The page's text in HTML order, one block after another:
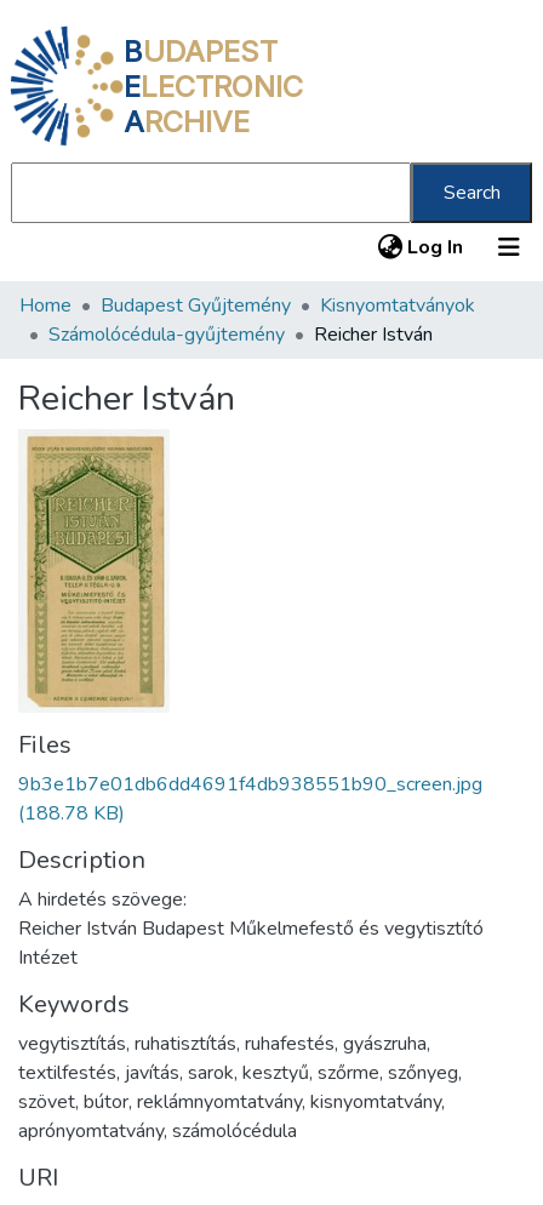
BUDAPEST
ELECTRONIC
ARCHIVE
Search
Log In (current)
Communities & Collections
Statistics
About us
Home Budapest Gyűjtemény
Kisnyomtatványok
Számolócédula-gyűjtemény
Reicher István
Reicher István
Files
9b3e1b7e01db6dd4691f4db938551b90_screen.jpg
(188.78 KB)
Description
A hirdetés szövege:
Reicher István Budapest Műkelmefestő és vegytisztító
Intézet
Keywords
vegytisztítás, ruhatisztítás, ruhafestés, gyászruha,
textilfestés, javítás, sarok, kesztyű, szőrme, szőnyeg,
szövet, bútor, reklámnyomtatvány, kisnyomtatvány,
aprónyomtatvány, számolócédula
URI